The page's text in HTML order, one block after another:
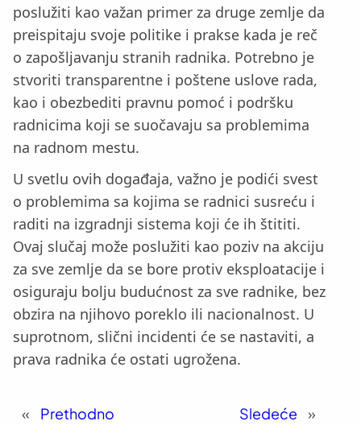
poslužiti kao važan primer za druge zemlje da
preispitaju svoje politike i prakse kada je reč
o zapošljavanju stranih radnika. Potrebno je
stvoriti transparentne i poštene uslove rada,
kao i obezbediti pravnu pomoć i podršku
radnicima koji se suočavaju sa problemima
na radnom mestu.
U svetlu ovih događaja, važno je podići svest
o problemima sa kojima se radnici susreću i
raditi na izgradnji sistema koji će ih štititi.
Ovaj slučaj može poslužiti kao poziv na akciju
za sve zemlje da se bore protiv eksploatacije i
osiguraju bolju budućnost za sve radnike, bez
obzira na njihovo poreklo ili nacionalnost. U
suprotnom, slični incidenti će se nastaviti, a
prava radnika će ostati ugrožena.
« Prethodno Sledeće »